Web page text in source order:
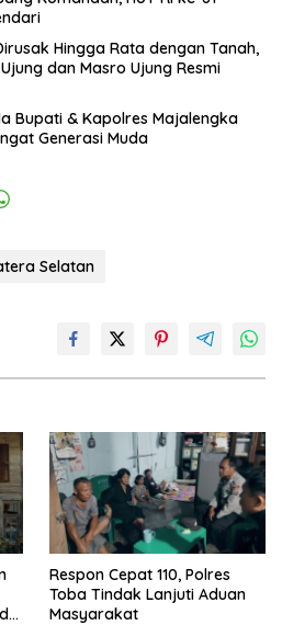
Hingga Rata dengan Tanah,
dan Masro Ujung Resmi
Bupati & Kapolres Majalengka
Generasi Muda
Selatan
Respon Cepat 110, Polres
Toba Tindak Lanjuti Aduan
Masyarakat